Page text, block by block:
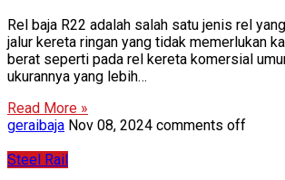
Rel baja R22 adalah salah satu jenis rel
jalur kereta ringan yang tidak memerlukan
berat seperti pada rel kereta komersial
ukurannya yang lebih…
Read More »
geraibaja Nov 08, 2024 comments off
Steel Rail